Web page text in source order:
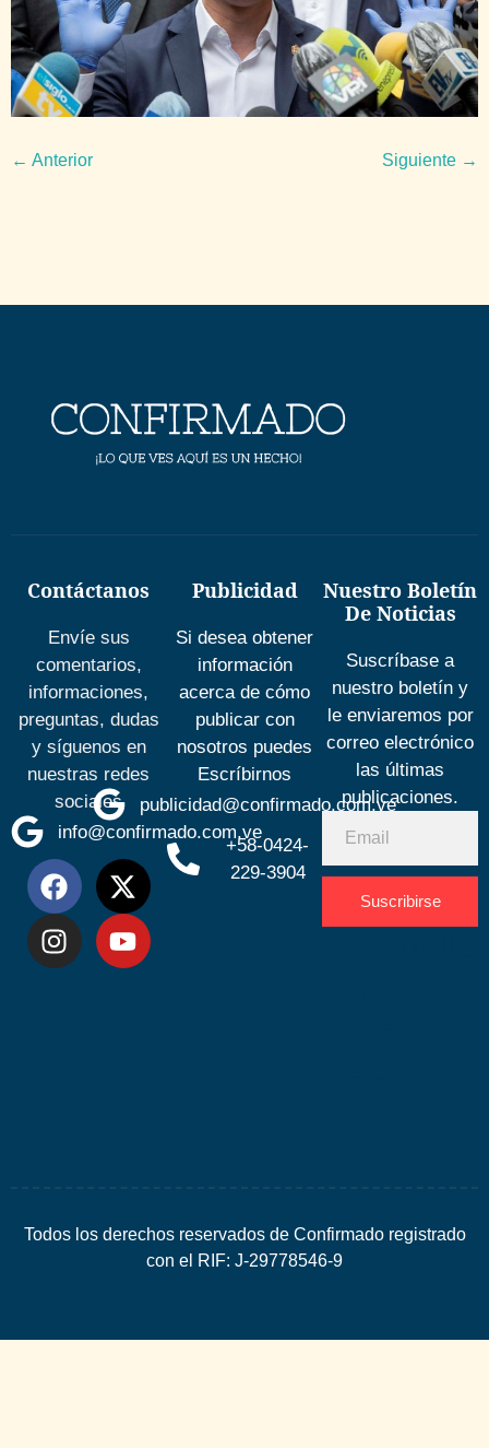
← Anterior Siguiente →
Contáctanos
Envíe sus
comentarios,
informaciones,
preguntas, dudas
y síguenos en
nuestras redes
sociales
info@confirmado.com.ve
Publicidad
Si desea obtener
información
acerca de cómo
publicar con
nosotros puedes
Escríbirnos
publicidad@confirmado.com.ve
+58-0424-
229-3904
Nuestro Boletín
De Noticias
Suscríbase a
nuestro boletín y
le enviaremos por
correo electrónico
las últimas
publicaciones.
Suscribirse
Todos los derechos reservados de Confirmado registrado
con el RIF: J-29778546-9